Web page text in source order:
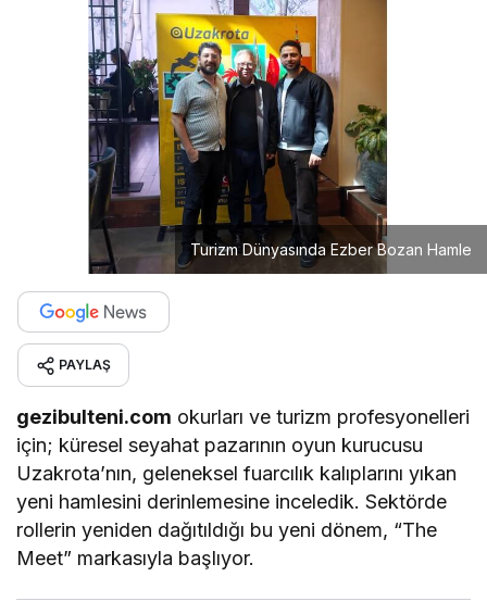
Turizm Dünyasında Ezber Bozan Hamle
PAYLAŞ
gezibulteni.com okurları ve turizm profesyonelleri
için; küresel seyahat pazarının oyun kurucusu
Uzakrota’nın, geleneksel fuarcılık kalıplarını yıkan
yeni hamlesini derinlemesine inceledik. Sektörde
rollerin yeniden dağıtıldığı bu yeni dönem, “The
Meet” markasıyla başlıyor.